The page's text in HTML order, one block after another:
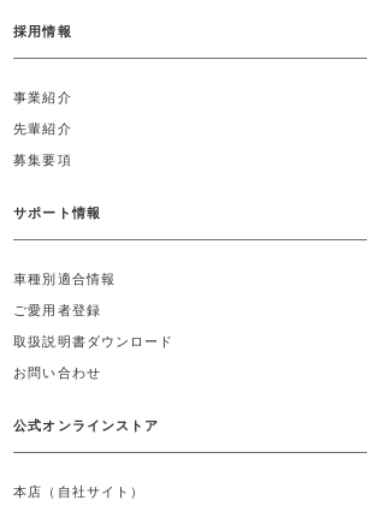
採用情報
事業紹介
先輩紹介
募集要項
サポート情報
車種別適合情報
ご愛用者登録
取扱説明書ダウンロード
お問い合わせ
公式オンラインストア
本店（自社サイト）